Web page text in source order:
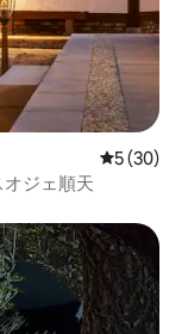
レビュー
5 (30)
ジェ順天